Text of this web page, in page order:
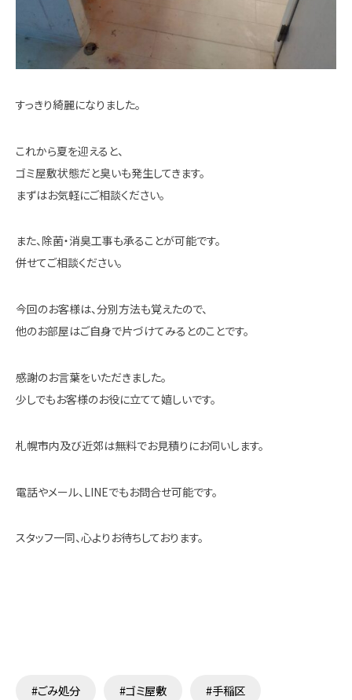
すっきり綺麗になりました。
これから夏を迎えると、
ゴミ屋敷状態だと臭いも発生してきます。
まずはお気軽にご相談ください。
また、除菌・消臭工事も承ることが可能です。
併せてご相談ください。
今回のお客様は、分別方法も覚えたので、
他のお部屋はご自身で片づけてみるとのことです。
感謝のお言葉をいただきました。
少しでもお客様のお役に立てて嬉しいです。
札幌市内及び近郊は無料でお見積りにお伺いします。
電話やメール、LINEでもお問合せ可能です。
スタッフ一同、心よりお待ちしております。
#ごみ処分 #ゴミ屋敷 #手稲区